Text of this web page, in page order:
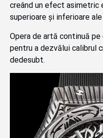
creând un efect asimetric
superioare și inferioare
Opera de artă continuă
pentru a dezvălui calibrul
dedesubt.